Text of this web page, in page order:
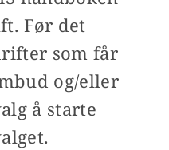
Før det
som får
og/eller
å starte